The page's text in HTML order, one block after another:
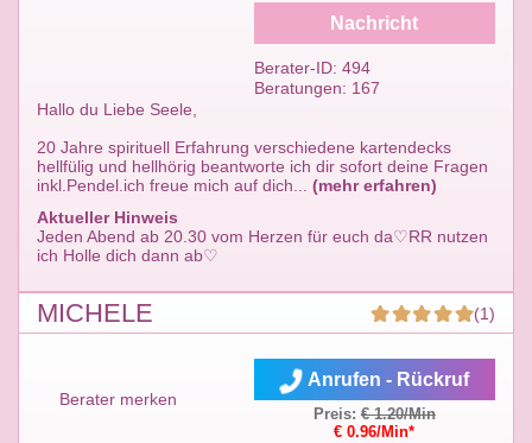
Hallo du Liebe Seele,
20 Jahre spirituell Erfahrung verschiedene kartendecks
hellfülig und hellhörig beantworte ich dir sofort deine Fragen
inkl.Pendel.ich freue mich auf dich... (mehr erfahren)
Aktueller Hinweis
Jeden Abend ab 20.30 vom Herzen für euch da♡RR nutzen
ich Holle dich dann ab♡
Nachricht
Berater-ID: 494
Beratungen: 167
MICHELE (1)
Berater merken
Anrufen - Rückruf
Preis:€ 1.20/Min
€ 0.96/Min*